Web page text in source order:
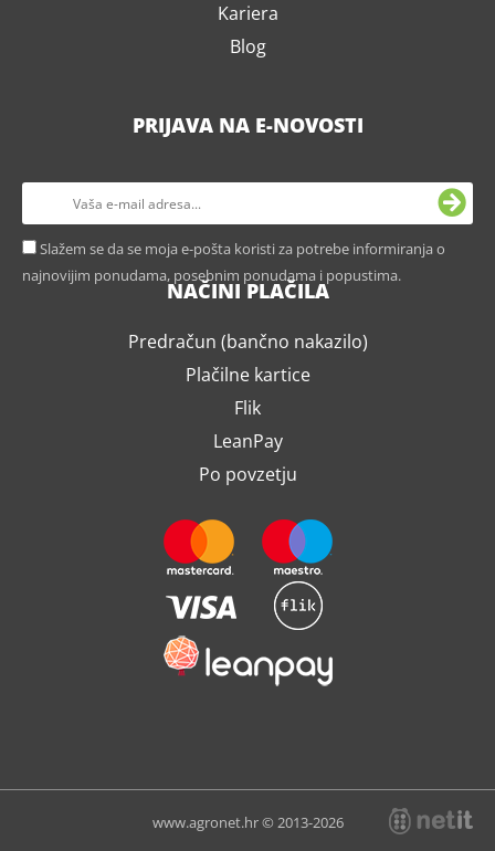
Kariera
Blog
PRIJAVA NA E-NOVOSTI
Slažem se da se moja e-pošta koristi za potrebe informiranja o
najnovijim ponudama, posebnim ponudama i popustima.
NAČINI PLAČILA
Predračun (bančno nakazilo)
Plačilne kartice
Flik
LeanPay
Po povzetju
www.agronet.hr © 2013-2026